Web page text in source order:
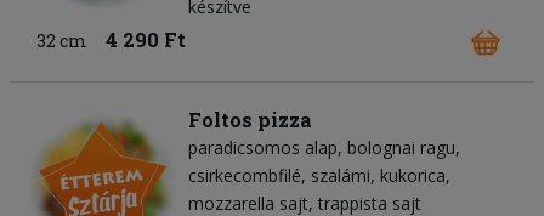
készítve
32 cm
4 290 Ft
Foltos pizza
paradicsomos alap bolognai ragu
csirkecombfilé szalámi kukorica
mozzarella sajt trappista sajt